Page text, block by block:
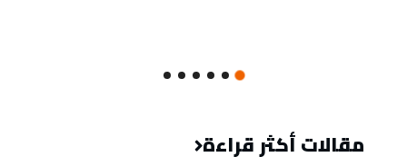
مقالات أكثر قراءة